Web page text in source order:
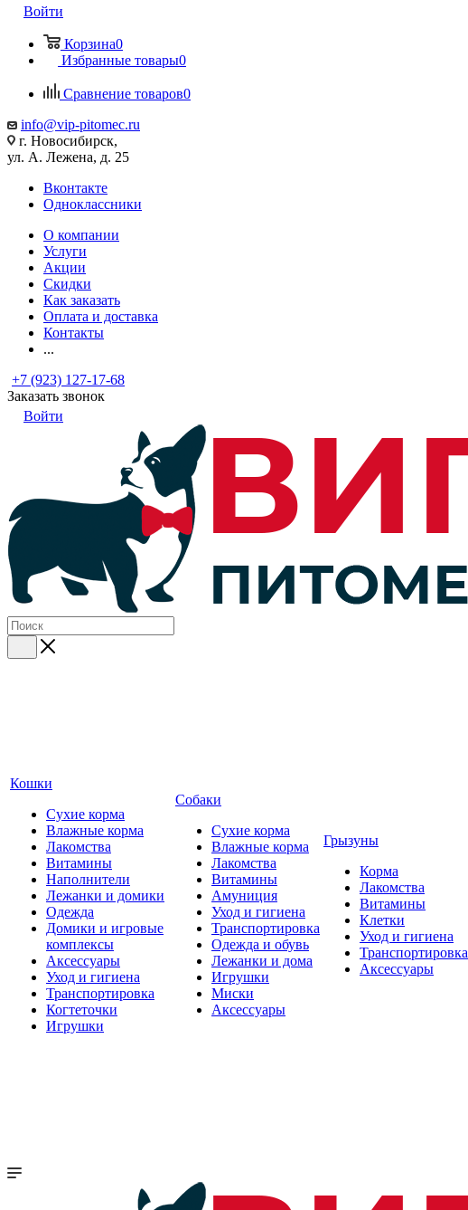
Войти
Корзина0
Избранные товары0
Сравнение товаров0
info@vip-pitomec.ru
г. Новосибирск,
ул. А. Лежена, д. 25
Вконтакте
Одноклассники
О компании
Услуги
Акции
Скидки
Как заказать
Оплата и доставка
Контакты
...
+7 (923) 127-17-68
Заказать звонок
Войти
Кошки
Сухие корма
Влажные корма
Лакомства
Витамины
Наполнители
Лежанки и домики
Одежда
Домики и игровые
комплексы
Аксессуары
Уход и гигиена
Транспортировка
Когтеточки
Игрушки
Собаки
Сухие корма
Влажные корма
Лакомства
Витамины
Амуниция
Уход и гигиена
Транспортировка
Одежда и обувь
Лежанки и дома
Игрушки
Миски
Аксессуары
Грызуны
Корма
Лакомства
Витамины
Клетки
Уход и гигиена
Транспортировка
Аксессуары